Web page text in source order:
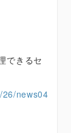
できるセ
news04